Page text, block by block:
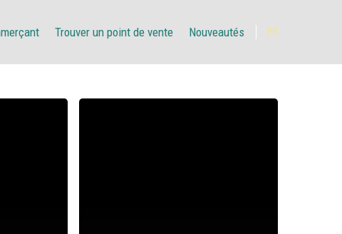
Trouver un point de vente Nouveautés FR